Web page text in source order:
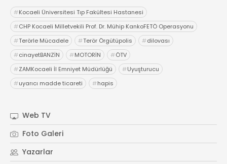
#Kocaeli Üniversitesi Tıp Fakültesi Hastanesi
#CHP Kocaeli Milletvekili Prof. Dr. Mühip KankoFETÖ Operasyonu
#Terörle Mücadele #Terör Örgütüpolis #dilovası
#cinayetBANZİN #MOTORİN #ÖTV
#ZAMKocaeli İl Emniyet Müdürlüğü #Uyuşturucu
#uyarıcı madde ticareti #hapis
Web TV
Foto Galeri
Yazarlar